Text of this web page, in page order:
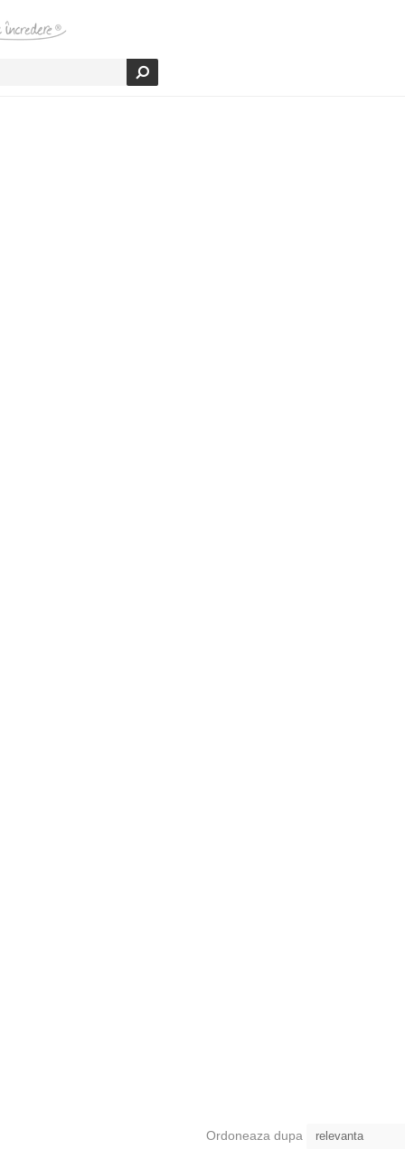
Ordoneaza dupa